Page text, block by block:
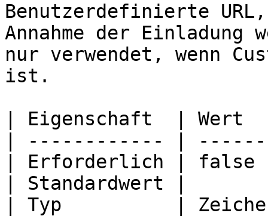
Benutzerdefinierte
Annahme der
nur verwendet, wenn
ist.
| Eigenschaft  |
| ------------ |
| Erforderlich |
| Standardwert |
| Typ          |